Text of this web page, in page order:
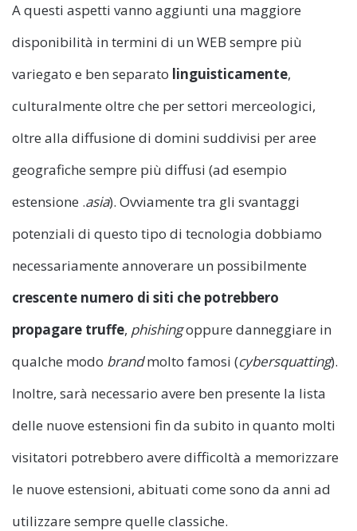
A questi aspetti vanno aggiunti una maggiore
disponibilità in termini di un WEB sempre più
variegato e ben separato linguisticamente,
culturalmente oltre che per settori merceologici,
oltre alla diffusione di domini suddivisi per aree
geografiche sempre più diffusi (ad esempio
estensione .asia). Ovviamente tra gli svantaggi
potenziali di questo tipo di tecnologia dobbiamo
necessariamente annoverare un possibilmente
crescente numero di siti che potrebbero
propagare truffe, phishingoppure danneggiare in
qualche modo brandmolto famosi (cybersquatting).
Inoltre, sarà necessario avere ben presente la lista
delle nuove estensioni fin da subito in quanto molti
visitatori potrebbero avere difficoltà a memorizzare
le nuove estensioni, abituati come sono da anni ad
utilizzare sempre quelle classiche.